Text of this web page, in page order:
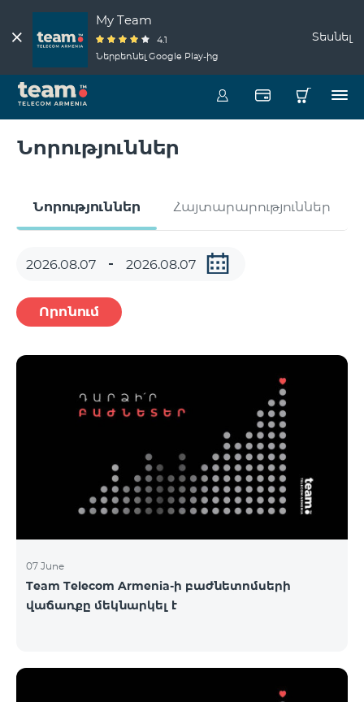
My Team
4.1
Ներբեռնել Google Play-ից
Տեսնել
Նորություններ
Նորություններ Հայտարարություններ
Որոնում
07 June
Team Telecom Armenia-ի բաժնետոմսերի
վաճառքը մեկնարկել է